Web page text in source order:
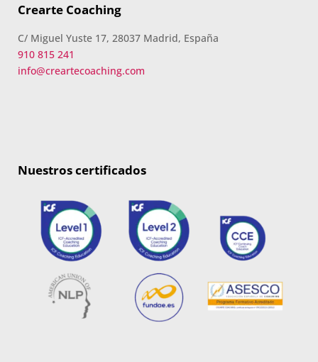
Crearte Coaching
C/ Miguel Yuste 17, 28037 Madrid, España
910 815 241
info@creartecoaching.com
Nuestros certificados